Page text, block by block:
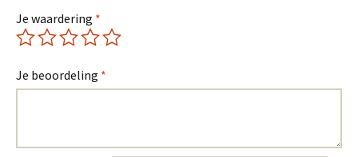
Je waardering *
Je beoordeling *